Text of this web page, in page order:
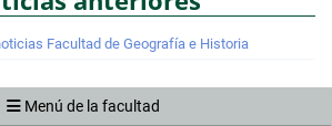
Facultad de Geografía e Historia
Menú de la facultad